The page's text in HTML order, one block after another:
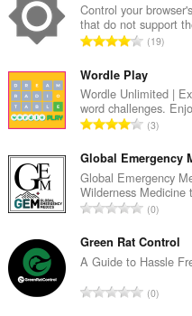
Control your
that do not support
T
p
l
a
m
y
s
a
y
ı
s
:
19
Wordle Play
Wordle Unlimited |
word challenges.
T
p
l
a
m
y
s
a
y
3
Global Emergency
Global Emergency
Wilderness Medicine
T
p
l
m
0
Green Rat Control
A Guide to Hassle
T0